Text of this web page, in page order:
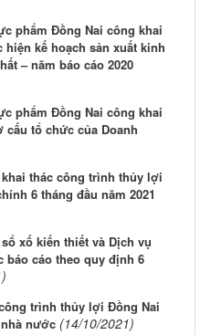
phẩm Đồng Nai công khai
hiện kế hoạch sản xuất kinh
– năm báo cáo 2020
phẩm Đồng Nai công khai
cấu tổ chức của Doanh
thác công trình thủy lợi
6 tháng đầu năm 2021
xố kiến thiết và Dịch vụ
cáo theo quy định 6
trình thủy lợi Đồng Nai
nước (14/10/2021)